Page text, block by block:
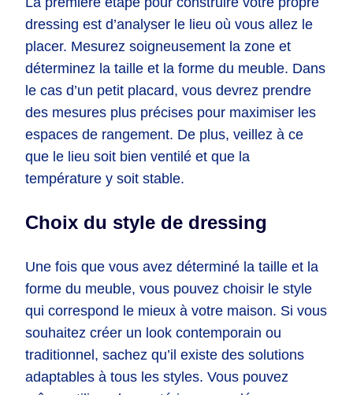
dressing est d’analyser le lieu où vous allez le
placer. Mesurez soigneusement la zone et
déterminez la taille et la forme du meuble. Dans
le cas d’un petit placard, vous devrez prendre
des mesures plus précises pour maximiser les
espaces de rangement. De plus, veillez à ce
que le lieu soit bien ventilé et que la
température y soit stable.
Choix du style de dressing
Une fois que vous avez déterminé la taille et la
forme du meuble, vous pouvez choisir le style
qui correspond le mieux à votre maison. Si vous
souhaitez créer un look contemporain ou
traditionnel, sachez qu’il existe des solutions
adaptables à tous les styles. Vous pouvez